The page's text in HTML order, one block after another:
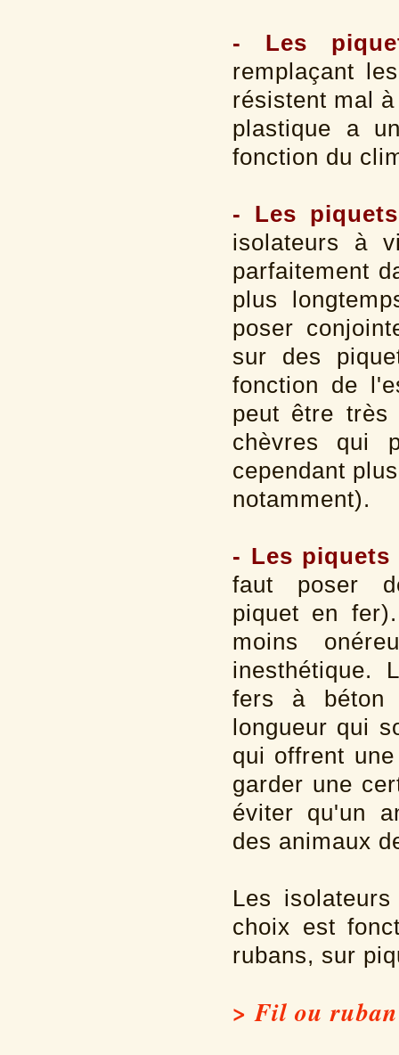
- Les
remplaçant
résistent mal
plastique a
fonction du
- Les
isolateurs à
parfaitement
plus
poser
sur des
fonction de
peut être très
chèvres qui
cependant
notamment).
- Les piquets
faut poser
piquet en
moins
inesthétique.
fers à béton
longueur qui
qui offrent
garder une
éviter qu'un
des animaux
Les
choix est
rubans, sur
> Fil ou